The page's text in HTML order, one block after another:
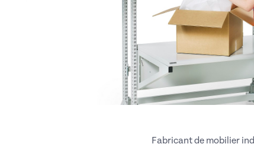
Fabricant de mobilier